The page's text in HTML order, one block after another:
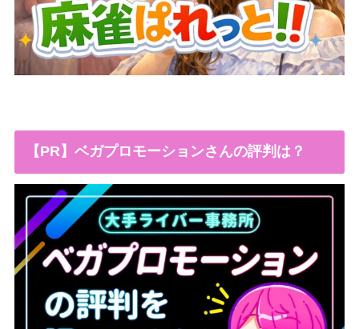
【PR】ベガプロモーションさんの評判は？